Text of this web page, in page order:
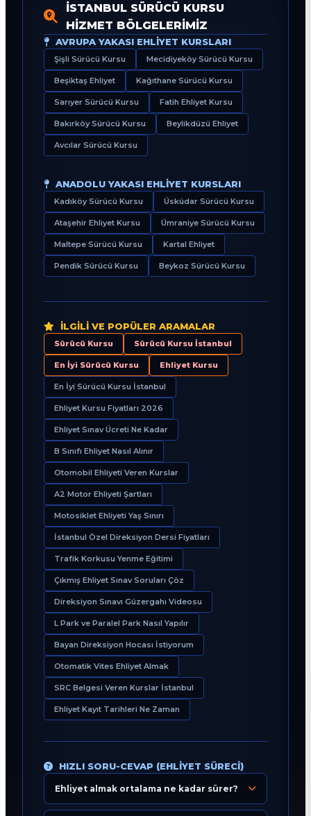
İSTANBUL SÜRÜCÜ KURSU
HIZMET BÖLGELERIMIZ
AVRUPA YAKASI EHLIYET KURSLARI
Şişli Sürücü Kursu Mecidiyeköy Sürücü Kursu
Beşiktaş Ehliyet Kağıthane Sürücü Kursu
Sarıyer Sürücü Kursu Fatih Ehliyet Kursu
Bakırköy Sürücü Kursu Beylikdüzü Ehliyet
Avcılar Sürücü Kursu
ANADOLU YAKASI EHLIYET KURSLARI
Kadıköy Sürücü Kursu Üsküdar Sürücü Kursu
Ataşehir Ehliyet Kursu Ümraniye Sürücü Kursu
Maltepe Sürücü Kursu Kartal Ehliyet
Pendik Sürücü Kursu Beykoz Sürücü Kursu
İLGILI VE POPÜLER ARAMALAR
Sürücü Kursu Sürücü Kursu İstanbul
En İyi Sürücü Kursu Ehliyet Kursu
En İyi Sürücü Kursu İstanbul
Ehliyet Kursu Fiyatları 2026
Ehliyet Sınav Ücreti Ne Kadar
B Sınıfı Ehliyet Nasıl Alınır
Otomobil Ehliyeti Veren Kurslar
A2 Motor Ehliyeti Şartları
Motosiklet Ehliyeti Yaş Sınırı
İstanbul Özel Direksiyon Dersi Fiyatları
Trafik Korkusu Yenme Eğitimi
Çıkmış Ehliyet Sınav Soruları Çöz
Direksiyon Sınavı Güzergahı Videosu
L Park ve Paralel Park Nasıl Yapılır
Bayan Direksiyon Hocası İstiyorum
Otomatik Vites Ehliyet Almak
SRC Belgesi Veren Kurslar İstanbul
Ehliyet Kayıt Tarihleri Ne Zaman
HIZLI SORU-CEVAP (EHLIYET SÜRECI)
Ehliyet almak ortalama ne kadar sürer?
Eğitim Danışmanı